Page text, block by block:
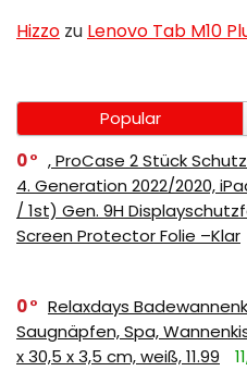
Hizzo zu Lenovo Tab M10
Popular
0
, ProCase 2 Stück
4. Generation 2022/2020,
/ 1st) Gen. 9H
Screen Protector Folie –Klar
0
Relaxdays
Saugnäpfen, Spa,
x 30,5 x 3,5 cm, weiß, 11.99